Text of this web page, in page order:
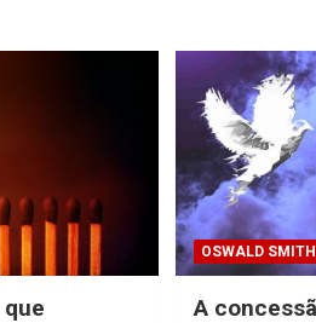
OSWALD SMITH
A